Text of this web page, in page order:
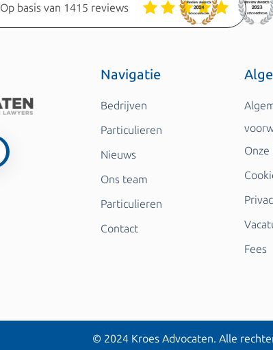
Op basis van 1415 reviews
Navigatie
Bedrijven
Particulieren
Nieuws
Ons team
Particulieren
Contact
Fees
© 2024 Kroes Advocaten. Alle